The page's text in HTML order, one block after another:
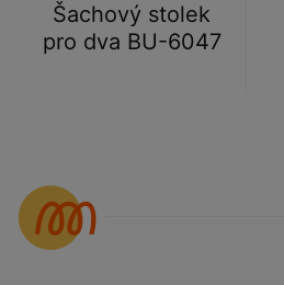
Šachový stolek
pro dva BU-6047